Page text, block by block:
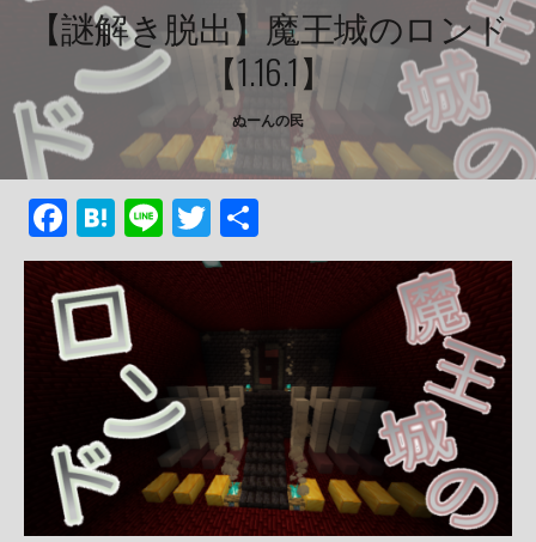
【謎解き脱出】魔王城のロンド
【1.16.1】
ぬーんの民
F
ac
e
b
o
k
H
at
e
n
a
Li
n
e
T
w
er
有